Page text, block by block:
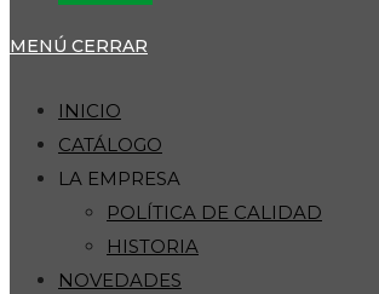
MENÚ CERRAR
INICIO
CATÁLOGO
LA EMPRESA
POLÍTICA DE CALIDAD
HISTORIA
NOVEDADES